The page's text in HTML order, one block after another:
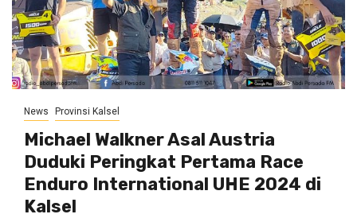
News Provinsi Kalsel
Michael Walkner Asal Austria
Duduki Peringkat Pertama Race
Enduro International UHE 2024 di
Kalsel